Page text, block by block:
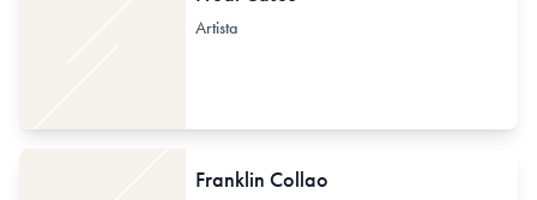
Artista
Franklin Collao